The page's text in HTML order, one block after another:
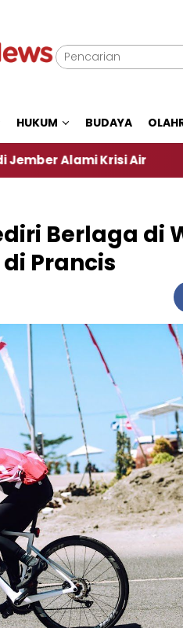
HUKUM BUDAYA
Krisi Air Harga
Berlaga di
Prancis